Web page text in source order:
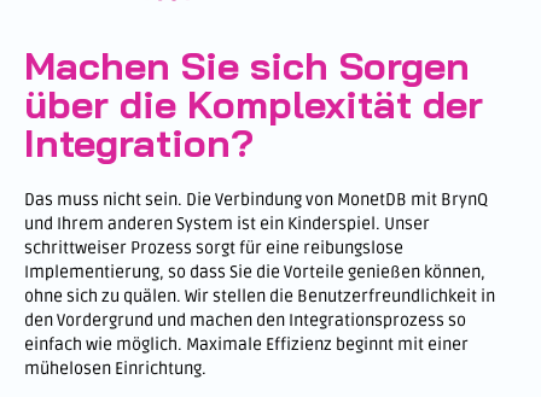
Machen Sie sich Sorgen
über die Komplexität der
Integration?
Das muss nicht sein. Die Verbindung von MonetDB mit BrynQ
und Ihrem anderen System ist ein Kinderspiel. Unser
schrittweiser Prozess sorgt für eine reibungslose
Implementierung, so dass Sie die Vorteile genießen können,
ohne sich zu quälen. Wir stellen die Benutzerfreundlichkeit in
den Vordergrund und machen den Integrationsprozess so
einfach wie möglich. Maximale Effizienz beginnt mit einer
mühelosen Einrichtung.